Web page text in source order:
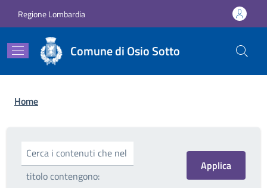
Regione Lombardia
Comune di Osio Sotto
Briciole di pane
Home
Cerca i contenuti che nel
titolo contengono: